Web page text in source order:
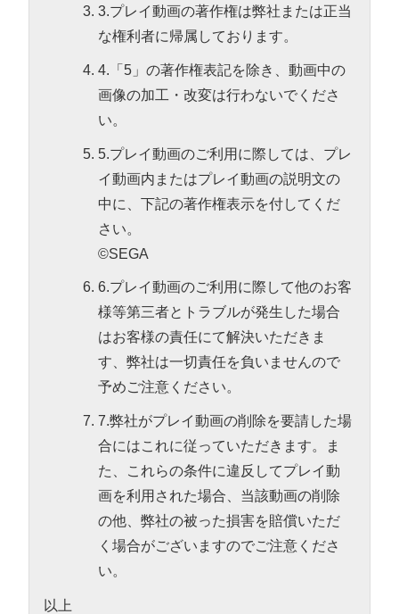
3.プレイ動画の著作権は弊社または正当
な権利者に帰属しております。
4.「5」の著作権表記を除き、動画中の
画像の加工・改変は行わないでくださ
い。
5.プレイ動画のご利用に際しては、プレ
イ動画内またはプレイ動画の説明文の
中に、下記の著作権表示を付してくだ
さい。
©SEGA
6.プレイ動画のご利用に際して他のお客
様等第三者とトラブルが発生した場合
はお客様の責任にて解決いただきま
す、弊社は一切責任を負いませんので
予めご注意ください。
7.弊社がプレイ動画の削除を要請した場
合にはこれに従っていただきます。ま
た、これらの条件に違反してプレイ動
画を利用された場合、当該動画の削除
の他、弊社の被った損害を賠償いただ
く場合がございますのでご注意くださ
い。
以上